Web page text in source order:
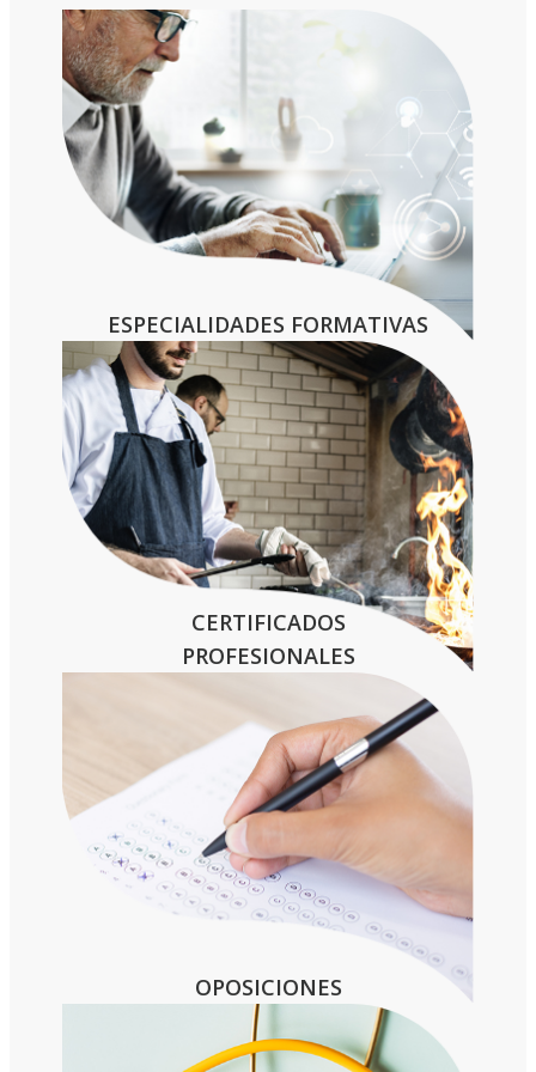
– Título de Graduado en Educación
Secundaria Obligatoria (ESO) o equivalente
– Título Profesional Básico (FP Básica)
– Certificado de profesionalidad de nivel 2
– Título de Técnico (FP Grado medio) o
equivalente
ESPECIALIDADES FORMATIVAS
CERTIFICADOS
PROFESIONALES
OPOSICIONES